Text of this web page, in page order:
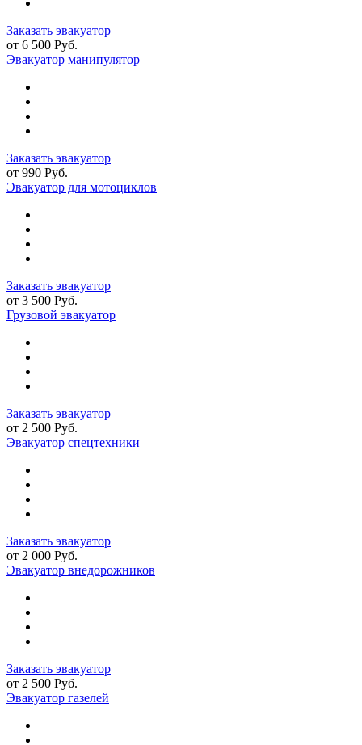
Заказать эвакуатор
от 6 500 Руб.
Эвакуатор манипулятор
Заказать эвакуатор
от 990 Руб.
Эвакуатор для мотоциклов
Заказать эвакуатор
от 3 500 Руб.
Грузовой эвакуатор
Заказать эвакуатор
от 2 500 Руб.
Эвакуатор спецтехники
Заказать эвакуатор
от 2 000 Руб.
Эвакуатор внедорожников
Заказать эвакуатор
от 2 500 Руб.
Эвакуатор газелей